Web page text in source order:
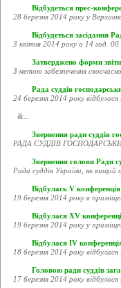
Відбудеться прес-
28 березня 2014 року у
Відбудеться засідання
3 квітня 2014 року о 14 год. 00
Затверджено форми
З метою забезпечення
Рада суддів
24 березня 2014 року відбулося
&...
Звернення ради суддів
РАДА СУДДІВ ГОСПОДАРСЬКИХ
Звернення голови Ради
Рада суддів України, як вищий
Відбулась V
19 березня 2014 року в
Відбулася XV
19 березня 2014 року у
Відбулася ІV
18 березня 2014 року відбулася
Головою ради суддів
17 березня 2014 року відбулося